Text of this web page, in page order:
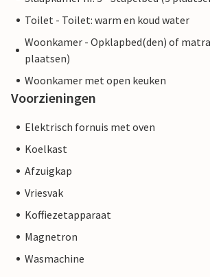
Toilet - Toilet: warm en koud water
Woonkamer - Opklapbed(den) of
plaatsen)
Woonkamer met open keuken
Voorzieningen
Elektrisch fornuis met oven
Koelkast
Afzuigkap
Vriesvak
Koffiezetapparaat
Magnetron
Wasmachine